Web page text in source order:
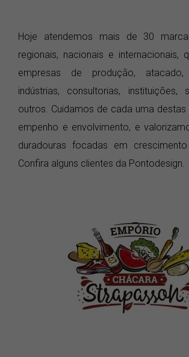
Hoje atendemos mais de 30
regionais, nacionais e internacionais,
empresas de produção, atacado,
indústrias, consultorias, instituições,
outros. Cuidamos de cada uma
empenho e envolvimento, e
duradouras focadas em
Confira alguns clientes da Pontodesign.